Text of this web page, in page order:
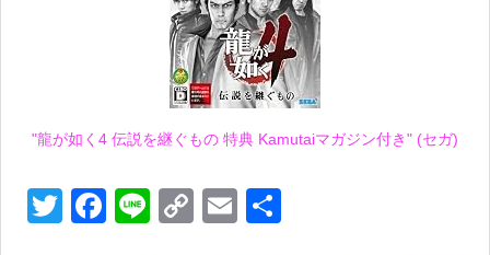
"龍が如く4 伝説を継ぐもの 特典 Kamutaiマガジン付き" (セガ)
T
F
Li
C
E